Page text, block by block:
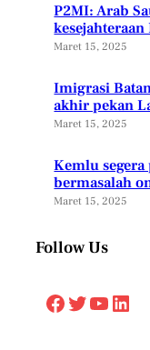
P2MI: Arab
Maret 15, 2025
Imigrasi
akhir pekan
Maret 15, 2025
Kemlu
bermasalah
Maret 15, 2025
Follow Us
Facebook Twitter YouTube LinkedIn